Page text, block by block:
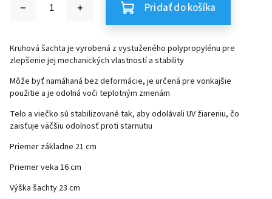
Pridať do košíka
Kruhová šachta je vyrobená z vystuženého polypropylénu pre
zlepšenie jej mechanických vlastností a stability
Môže byť namáhaná bez deformácie, je určená pre vonkajšie
použitie a je odolná voči teplotným zmenám
Telo a viečko sú stabilizované tak, aby odolávali UV žiareniu, čo
zaisťuje väčšiu odolnosť proti starnutiu
Priemer základne 21 cm
Priemer veka 16 cm
Výška šachty 23 cm